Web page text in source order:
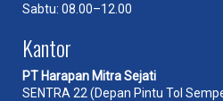
Sabtu: 08.00–12.00
Kantor
PT Harapan Mitra Sejati
SENTRA 22 (Depan Pintu Tol